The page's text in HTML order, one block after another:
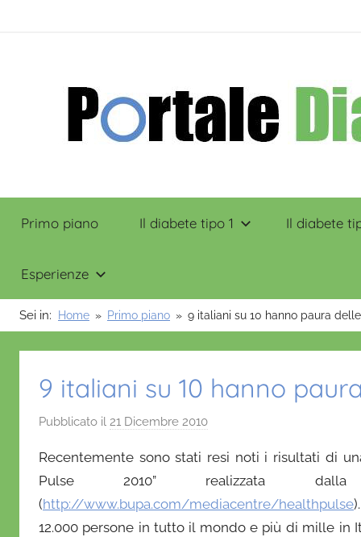
Portale
Diabete
Primo piano Il diabete tipo 1 Il diabete
Esperienze
Sei in: Home Primo piano 9 italiani su 10 hanno paura
9 italiani su 10 hanno
Pubblicato il 21 Dicembre 2010
D
a
n
i
Recentemente sono stati resi noti i risultati di
Pulse 2010” realizzata
(http://www.bupa.com/mediacentre/healthpulse
12.000 persone in tutto il mondo e più di mille in